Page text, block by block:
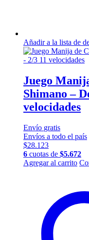
Añadir a la lista de
Juego
Shimano –
velocidades
Envío gratis
Envíos a todo el país
$28.123
6 cuotas de $5.672
Agregar al carrito